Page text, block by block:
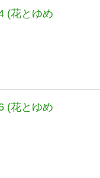
(花とゆめ
(花とゆめ